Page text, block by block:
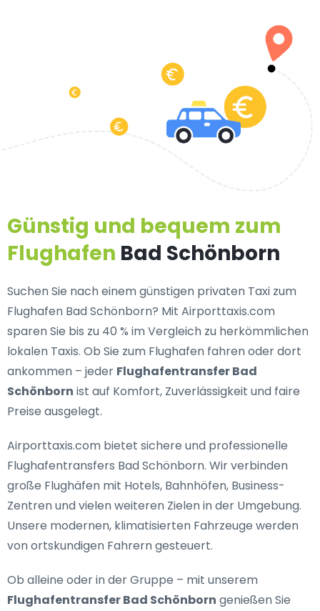
Günstig und bequem zum
Flughafen Bad Schönborn
Suchen Sie nach einemgünstigen privaten Taxi zum
Flughafen Bad Schönborn? Mit Airporttaxis.com
sparen Sie bis zu 40 % im Vergleich zu herkömmlichen
lokalen Taxis. Ob Sie zum Flughafen fahren oder dort
ankommen – jeder Flughafentransfer Bad
Schönborn ist auf Komfort, Zuverlässigkeit und faire
Preise ausgelegt.
Airporttaxis.com bietet sichere und professionelle
Flughafentransfers Bad Schönborn. Wir verbinden
große Flughäfen mit Hotels, Bahnhöfen, Business-
Zentren und vielen weiteren Zielen in der Umgebung.
Unsere modernen, klimatisierten Fahrzeuge werden
von ortskundigen Fahrern gesteuert.
Ob alleine oder in der Gruppe – mit unserem
Flughafentransfer Bad Schönborn genießen Sie